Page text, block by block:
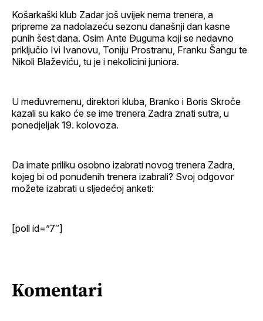
Košarkaški klub Zadar još uvijek nema trenera, a
pripreme za nadolazeću sezonu današnji dan kasne
punih šest dana. Osim Ante Đuguma koji se nedavno
priključio Ivi Ivanovu, Toniju Prostranu, Franku Šangu te
Nikoli Blaževiću, tu je i nekolicini juniora.
U međuvremenu, direktori kluba, Branko i Boris Skroče
kazali su kako će se ime trenera Zadra znati sutra, u
ponedjeljak 19. kolovoza.
Da imate priliku osobno izabrati novog trenera Zadra,
kojeg bi od ponuđenih trenera izabrali? Svoj odgovor
možete izabrati u sljedećoj anketi:
[poll id=”7″]
Komentari